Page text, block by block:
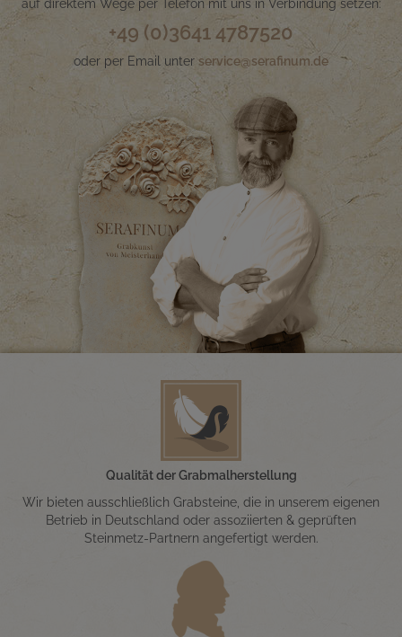
auf direktem Wege per Telefon mit uns in Verbindung setzen:
+49 (0)3641 4787520
oder per Email unter service@serafinum.de
Qualität der Grabmalherstellung
Wir bieten ausschließlich Grabsteine, die in unserem eigenen
Betrieb in Deutschland oder assoziierten & geprüften
Steinmetz-Partnern angefertigt werden.